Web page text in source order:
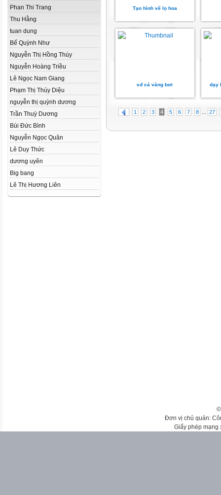
Phan Thi Trang
Thu Hằng
tuan dung
Bế Quỳnh Như
Nguyễn Thị Hồng Thúy
Nguyễn Hoàng Triều
Lê Ngọc Nam Giang
Phạm Thị Thúy Diệu
nguyễn thị quỳnh dương
Trần Thuỳ Dương
Bùi Đức Bình
Nguyễn Ngọc Quân
Lê Duy Thức
dương uyên
Big bang
Lê Thị Hương Liên
Tạo hình vẽ lọ hoa
vđ cá vàng bơi dạy
1 2 3 4 5 6 7 8 ... 27
Đơn vị chủ quản:
Giấy phép mạng